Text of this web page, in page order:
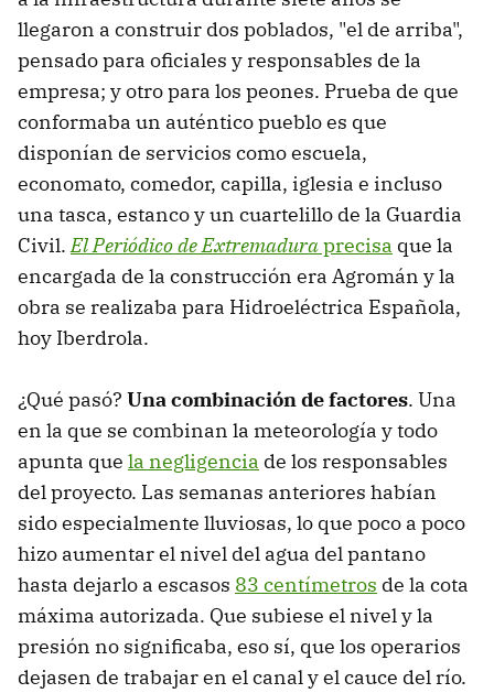
llegaron a construir dos poblados, "el de arriba",
pensado para oficiales y responsables de la
empresa; y otro para los peones. Prueba de que
conformaba un auténtico pueblo es que
disponían de servicios como escuela,
economato, comedor, capilla, iglesia e incluso
una tasca, estanco y un cuartelillo de la Guardia
Civil.El Periódico de Extremaduraprecisa que la
encargada de la construcción era Agromán y la
obra se realizaba para Hidroeléctrica Española,
hoy Iberdrola.
¿Qué pasó? Una combinación de factores. Una
en la que se combinan la meteorología y todo
apunta que la negligencia de los responsables
del proyecto. Las semanas anteriores habían
sido especialmente lluviosas, lo que poco a poco
hizo aumentar el nivel del agua del pantano
hasta dejarlo a escasos 83 centímetros de la cota
máxima autorizada. Que subiese el nivel y la
presión no significaba, eso sí, que los operarios
dejasen de trabajar en el canal y el cauce del río.